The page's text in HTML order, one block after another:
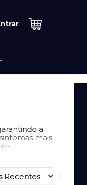
a
mais
entre 80.000